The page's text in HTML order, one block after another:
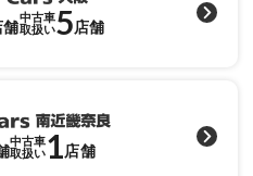
問い合わせ
舗
中古車
取扱い5店舗
中古車
取扱い1店舗